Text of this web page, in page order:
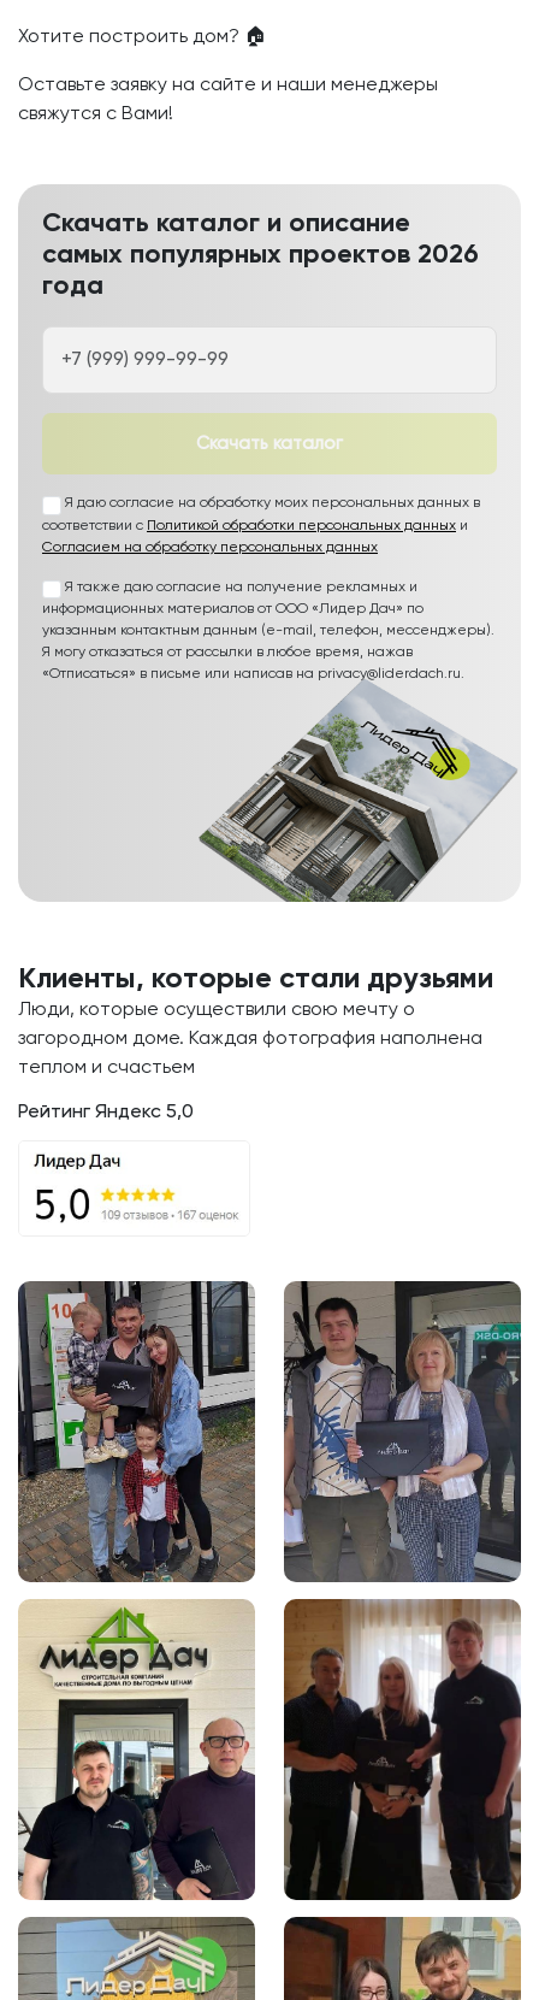
Хотите построить дом? 🏠
Оставьте заявку на сайте и наши менеджеры
свяжутся с Вами!
Скачать каталог и описание
самых популярных проектов 2026
года
Скачать каталог
Я даю согласие на обработку моих персональных данных в
соответствии с Политикой обработки персональных данных и
Согласием на обработку персональных данных
Я также даю согласие на получение рекламных и
информационных материалов от ООО «Лидер Дач» по
указанным контактным данным (e-mail, телефон, мессенджеры).
Я могу отказаться от рассылки в любое время, нажав
«Отписаться» в письме или написав на privacy@liderdach.ru.
Клиенты, которые стали друзьями
Люди, которые осуществили свою мечту о
загородном доме. Каждая фотография наполнена
теплом и счастьем
Рейтинг Яндекс 5,0